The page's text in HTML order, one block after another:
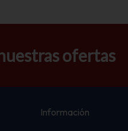
ofertas
Información